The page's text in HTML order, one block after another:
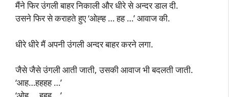
मैंने फिर उंगली बाहर निकाली और धीरे से अन्दर डाल दी.
उसने फिर से कराहते हुए ‘ओह्ह … हह …’ आवाज की.
धीरे धीरे मैं अपनी उंगली अन्दर बाहर करने लगा.
जैसे जैसे उंगली आती जाती, उसकी आवाज भी बदलती जाती.
‘आह…हहहह …’